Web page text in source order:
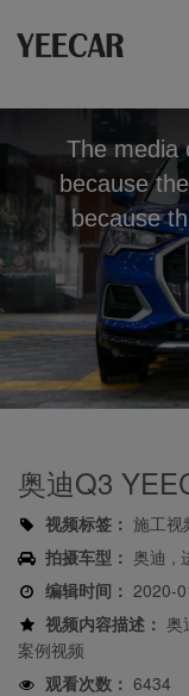
The media
because
because
奥迪Q3
视频标签： 施工视
拍摄车型： 奥迪 ,
编辑时间： 2020-
视频内容描述： 奥
案例视频
观看次数： 6434